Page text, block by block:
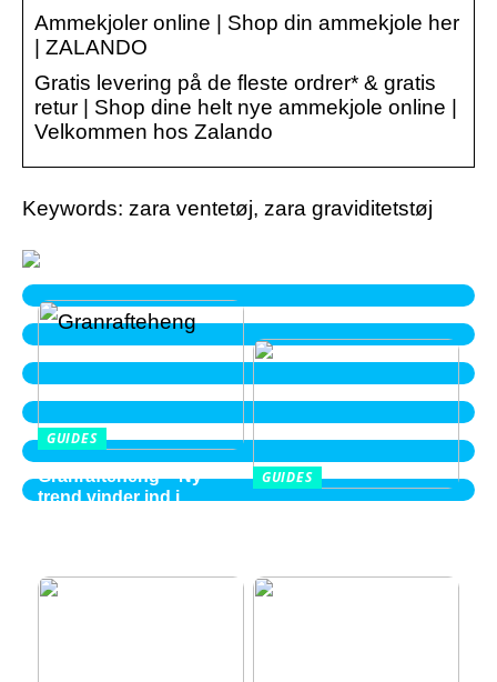
Ammekjoler online | Shop din ammekjole her
| ZALANDO
Gratis levering på de fleste ordrer* & gratis
retur | Shop dine helt nye ammekjole online |
Velkommen hos Zalando
Keywords: zara ventetøj, zara graviditetstøj
GUIDES
Granrafteheng – Ny
trend vinder ind i
GUIDES